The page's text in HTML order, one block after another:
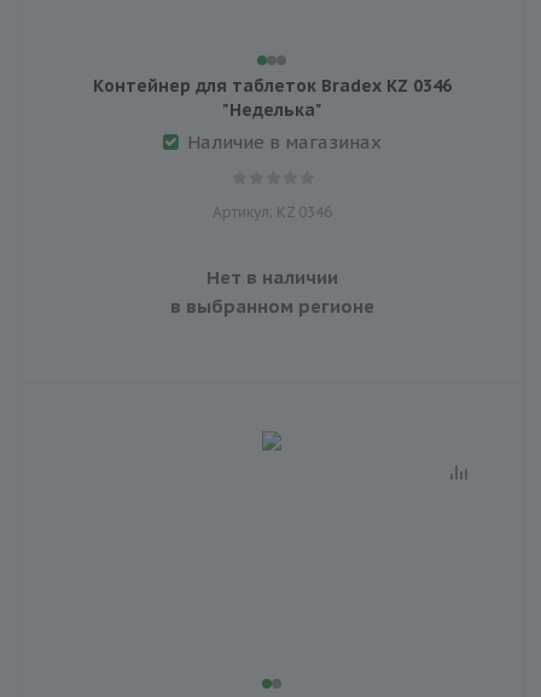
Контейнер для таблеток Bradex KZ 0346
"Неделька"
Наличие в магазинах
Артикул: KZ 0346
Нет в наличии
в выбранном регионе